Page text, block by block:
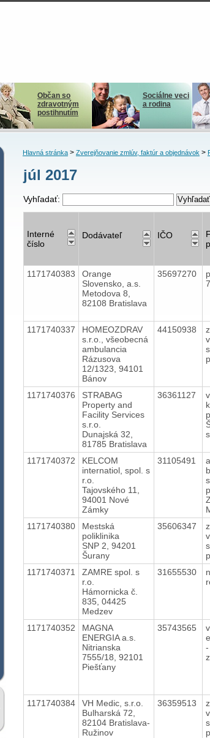
Občan so
zdravotným
postihnutím
Sociálne veci
a rodina
Hlavná stránka> Zverejňovanie zmlúv, faktúr a objednávok>
júl 2017
Vyhľadať:
Interné
číslo
Dodávateľ IČO
1171740383
Orange
Slovensko, a.s.
Metodova 8,
82108 Bratislava
35697270
1171740337
HOMEOZDRAV
s.r.o., všeobecná
ambulancia
Rázusova
12/1323, 94101
Bánov
44150938
1171740376
STRABAG
Property and
Facility Services
s.r.o.
Dunajská 32,
81785 Bratislava
36361127
1171740372
KELCOM
internatiol, spol. s
r.o.
Tajovského 11,
94001 Nové
Zámky
31105491
1171740380
Mestská
poliklinika
SNP 2, 94201
Šurany
35606347
1171740371
ZAMRE spol. s
r.o.
Hámornicka č.
835, 04425
Medzev
31655530
1171740352
MAGNA
ENERGIA a.s.
Nitrianska
7555/18, 92101
Piešťany
35743565
1171740384
VH Medic, s.r.o.
Bulharská 72,
82104 Bratislava-
Ružinov
36359513